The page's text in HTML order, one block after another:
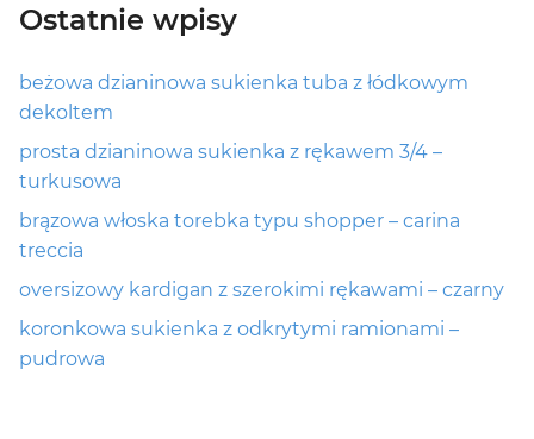
Ostatnie wpisy
beżowa dzianinowa sukienka tuba z łódkowym
dekoltem
prosta dzianinowa sukienka z rękawem 3/4 –
turkusowa
brązowa włoska torebka typu shopper – carina
treccia
oversizowy kardigan z szerokimi rękawami – czarny
koronkowa sukienka z odkrytymi ramionami –
pudrowa